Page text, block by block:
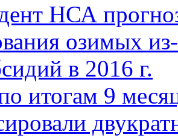
НСА
озимых
в 2016 г.
итогам 9